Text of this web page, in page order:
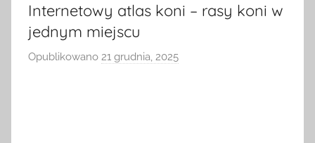
Internetowy atlas koni – rasy koni w
jednym miejscu
Opublikowano 21 grudnia, 2025